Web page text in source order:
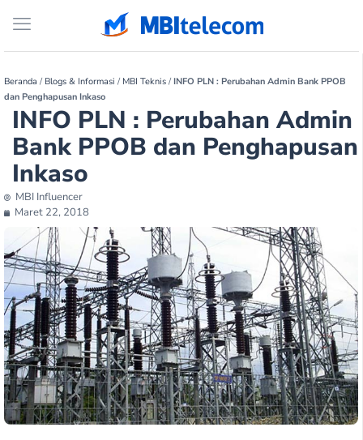
Beranda / Blogs & Informasi / MBI Teknis /INFO PLN : Perubahan Admin Bank PPOB
dan Penghapusan Inkaso
INFO PLN : Perubahan Admin
Bank PPOB dan Penghapusan
Inkaso
MBI Influencer
Maret 22, 2018